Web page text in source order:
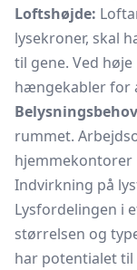
Loftshøjde:
lysekroner, skal
til gene. Ved
hængekabler for
rummet.
Indvirkning på
Lysfordelingen i
størrelsen og
har potentialet til